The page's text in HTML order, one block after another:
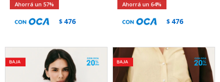
57
$ 476
64
$ 476